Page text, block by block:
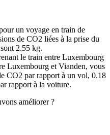
un voyage en train de
de CO2 liées à la prise du
2.55 kg.
le train entre Luxembourg
Luxembourg et Vianden, vous
CO2 par rapport à un vol, 0.18
rapport à la voiture.
améliorer ?